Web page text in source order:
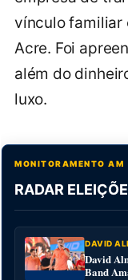
vínculo familiar
Acre. Foi
além do
luxo.
MONITORAMENTO AM
RADAR
DAVID
David
Band